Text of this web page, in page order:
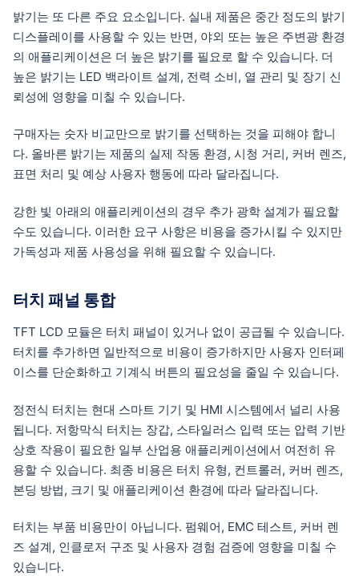
밝기는 또 다른 주요 요소입니다. 실내 제품은 중간 정도의 밝기
디스플레이를 사용할 수 있는 반면, 야외 또는 높은 주변광 환경
의 애플리케이션은 더 높은 밝기를 필요로 할 수 있습니다. 더
높은 밝기는 LED 백라이트 설계, 전력 소비, 열 관리 및 장기 신
뢰성에 영향을 미칠 수 있습니다.
구매자는 숫자 비교만으로 밝기를 선택하는 것을 피해야 합니
다. 올바른 밝기는 제품의 실제 작동 환경, 시청 거리, 커버 렌즈,
표면 처리 및 예상 사용자 행동에 따라 달라집니다.
강한 빛 아래의 애플리케이션의 경우 추가 광학 설계가 필요할
수도 있습니다. 이러한 요구 사항은 비용을 증가시킬 수 있지만
가독성과 제품 사용성을 위해 필요할 수 있습니다.
터치 패널 통합
TFT LCD 모듈은 터치 패널이 있거나 없이 공급될 수 있습니다.
터치를 추가하면 일반적으로 비용이 증가하지만 사용자 인터페
이스를 단순화하고 기계식 버튼의 필요성을 줄일 수 있습니다.
정전식 터치는 현대 스마트 기기 및 HMI 시스템에서 널리 사용
됩니다. 저항막식 터치는 장갑, 스타일러스 입력 또는 압력 기반
상호 작용이 필요한 일부 산업용 애플리케이션에서 여전히 유
용할 수 있습니다. 최종 비용은 터치 유형, 컨트롤러, 커버 렌즈,
본딩 방법, 크기 및 애플리케이션 환경에 따라 달라집니다.
터치는 부품 비용만이 아닙니다. 펌웨어, EMC 테스트, 커버 렌
즈 설계, 인클로저 구조 및 사용자 경험 검증에 영향을 미칠 수
있습니다.